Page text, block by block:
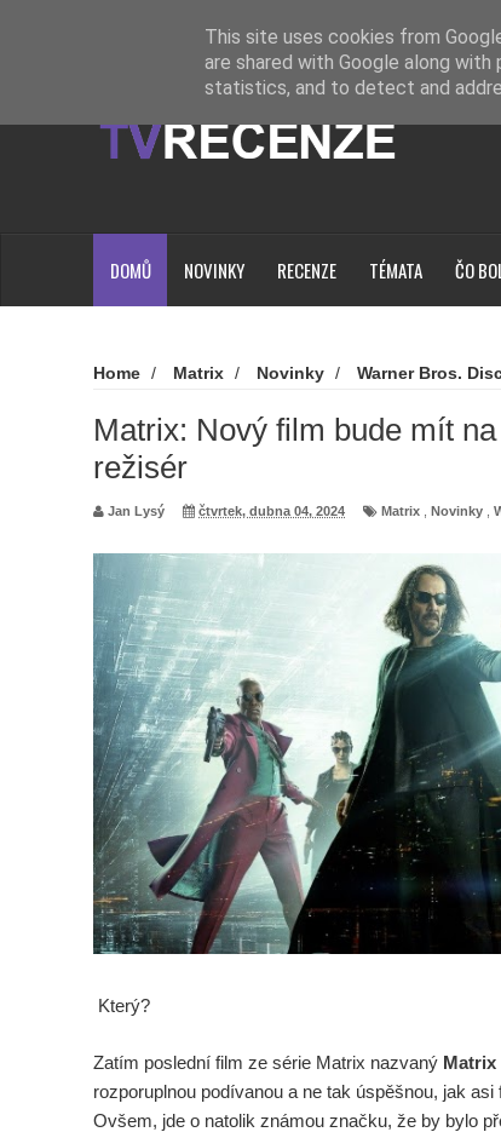
Loading...
DOMŮ NOVINKY RECENZE TÉMATA ČO
Home / Matrix / Novinky / Warner Bros.
Matrix: Nový film bude mít
režisér
Jan Lysý čtvrtek, dubna 04, 2024 Matrix Novinky
Který?
Zatím poslední film ze série Matrix nazvaný Matrix
rozporuplnou podívanou a ne tak úspěšnou, jak
Ovšem, jde o natolik známou značku, že by bylo
This site uses cookies from
are shared with Google along
statistics, and to detect and